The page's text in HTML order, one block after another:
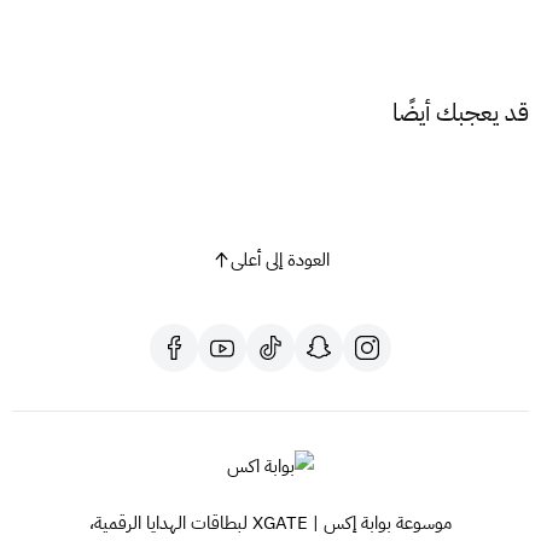
إضافة خطة الهاتف المحمول ثم مسح رمز QR
الانتظار حتى اكتمال تفعيل الشريحة على الجهاز
يتم استخراج بدل فاقد من أقرب فرع STC بعد التفعيل
يمكن استلام الشريحة في نفس اليوم أو خلال 10 دقائق فقط من
قد يعجبك أيضًا
العودة إلى أعلى
موسوعة بوابة إكس | XGATE لبطاقات الهدايا الرقمية،